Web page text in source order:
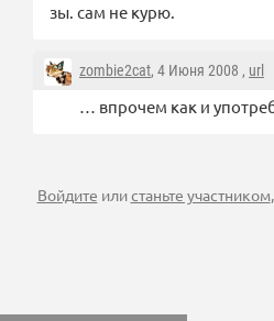
зы. сам не курю.
zombie2cat, 4 Июня 2008 , url
… впрочем как и
Войдите илистаньте участником